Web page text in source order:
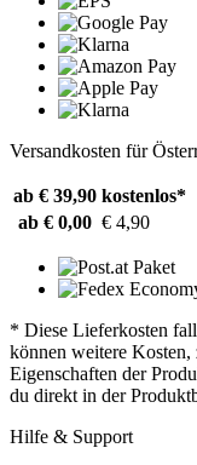
Versandkosten für
ab € 39,90 kostenlos*
ab € 0,00 € 4,90
* Diese Lieferkosten
können weitere
Eigenschaften der
du direkt in der
Hilfe & Support